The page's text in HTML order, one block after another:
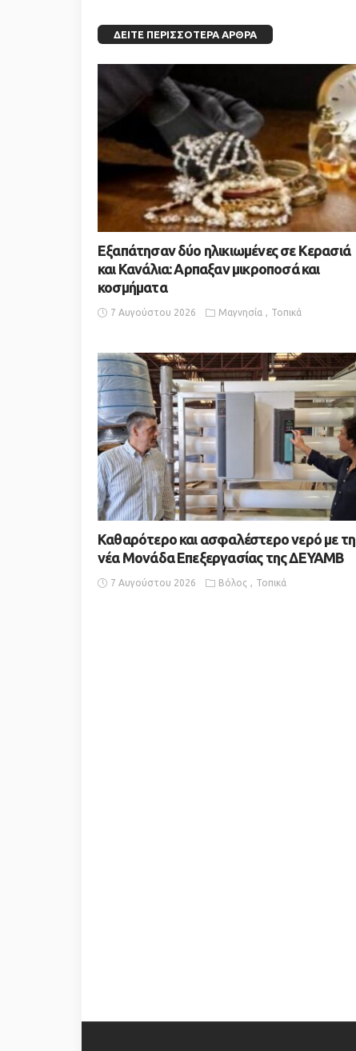
ΔΕΊΤΕ ΠΕΡΙΣΣΌΤΕΡΑ ΆΡΘΡΑ
Εξαπάτησαν δύο ηλικιωμένες σε Κερασιά
και Κανάλια: Αρπαξαν μικροποσά και
κοσμήματα
7 Αυγούστου 2026 Μαγνησία Τοπικά
Καθαρότερο και ασφαλέστερο νερό με τη
νέα Μονάδα Επεξεργασίας της ΔΕΥΑΜΒ
7 Αυγούστου 2026 Βόλος Τοπικά